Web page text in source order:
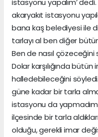
istasyonu yapalım’
akaryakıt istasyonu
bana kaş belediyesi ile
tarlayı al ben diğer bütün
Ben de nasıl
Dolar karşılığında
halledebileceğini
güne kadar bir tarla
istasyonu da
ilçesinde bir tarla
olduğu, gerekli imar